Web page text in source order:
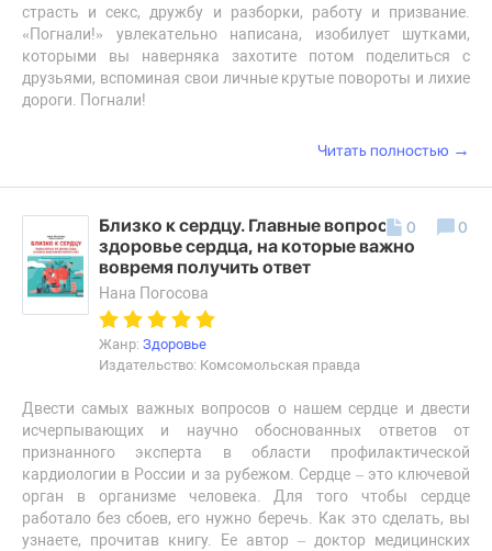
страсть и секс, дружбу и разборки, работу и призвание.
«Погнали!» увлекательно написана, изобилует шутками,
которыми вы наверняка захотите потом поделиться с
друзьями, вспоминая свои личные крутые повороты и лихие
дороги. Погнали!
Читать полностью →
Близко к сердцу. Главные вопросы про
здоровье сердца, на которые важно
вовремя получить ответ
Нана Погосова
Жанр: Здоровье
Издательство: Комсомольская правда
Двести самых важных вопросов о нашем сердце и двести
исчерпывающих и научно обоснованных ответов от
признанного эксперта в области профилактической
кардиологии в России и за рубежом. Сердце – это ключевой
орган в организме человека. Для того чтобы сердце
работало без сбоев, его нужно беречь. Как это сделать, вы
узнаете, прочитав книгу. Ее автор – доктор медицинских
0 0